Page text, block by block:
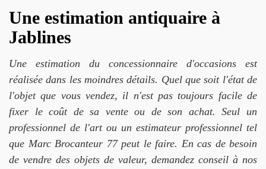
Une estimation antiquaire à
Jablines
Une estimation du concessionnaire d'occasions est
réalisée dans les moindres détails. Quel que soit l'état de
l'objet que vous vendez, il n'est pas toujours facile de
fixer le coût de sa vente ou de son achat. Seul un
professionnel de l'art ou un estimateur professionnel tel
que Marc Brocanteur 77 peut le faire. En cas de besoin
de vendre des objets de valeur, demandez conseil à nos